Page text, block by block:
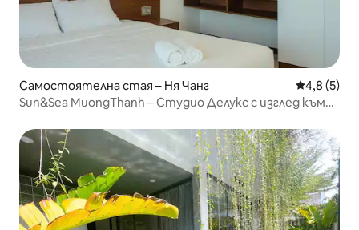
Самостоятелна стая – Ня Чанг Средна
4,8 (5)
Sun&Sea MuongThanh – Студио Делукс с изглед към